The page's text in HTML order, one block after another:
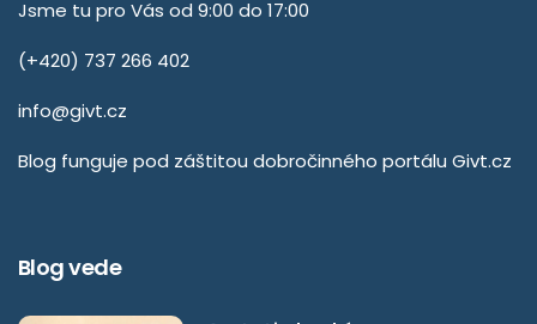
Jsme tu pro Vás od 9:00 do 17:00
(+420) 737 266 402
info@givt.cz
Blog funguje pod záštitou dobročinného portálu Givt.cz
Blog vede